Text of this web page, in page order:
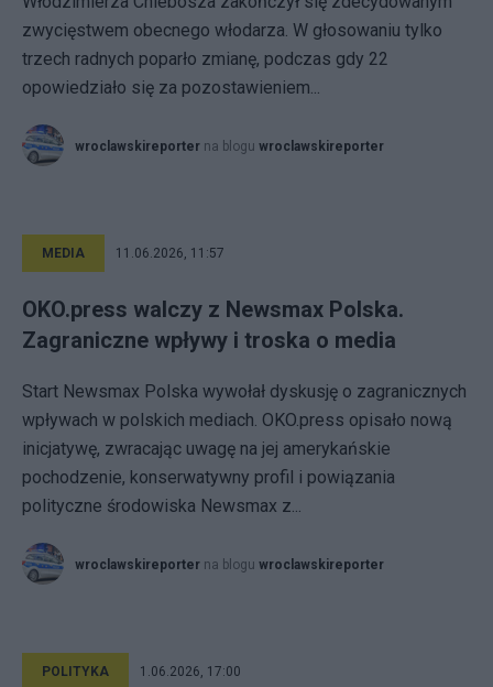
zwycięstwem obecnego włodarza. W głosowaniu tylko
trzech radnych poparło zmianę, podczas gdy 22
opowiedziało się za pozostawieniem...
wroclawskireporter na blogu wroclawskireporter
MEDIA 11.06.2026, 11:57
OKO.press walczy z Newsmax Polska.
Zagraniczne wpływy i troska o media
Start Newsmax Polska wywołał dyskusję o zagranicznych
wpływach w polskich mediach. OKO.press opisało nową
inicjatywę, zwracając uwagę na jej amerykańskie
pochodzenie, konserwatywny profil i powiązania
polityczne środowiska Newsmax z...
wroclawskireporter na blogu wroclawskireporter
POLITYKA 1.06.2026, 17:00